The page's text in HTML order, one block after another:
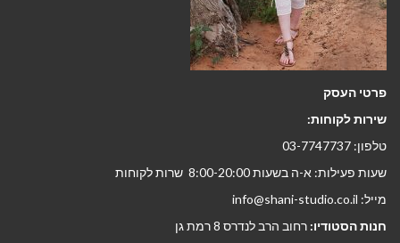
פרטי העסק
שירות לקוחות:
טלפון: 03-7747737
שעות פעילות: א-ה בשעות 8:00-20:00 שרות לקוחות
מייל: info@shani-studio.co.il
חנות הסטודיו: רחוב הרב לנדרס 8 רמת גן